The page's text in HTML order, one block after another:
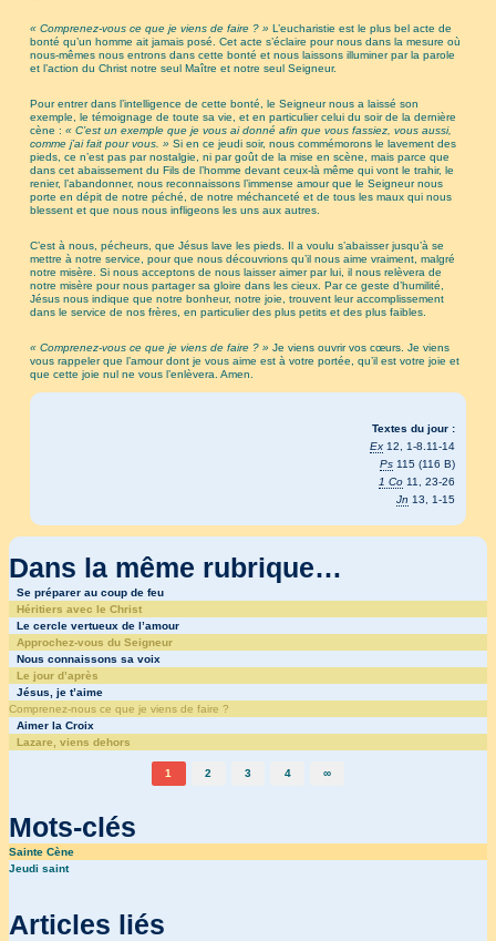
« Comprenez-vous ce que je viens de faire ? » L’eucharistie est le plus bel acte de
bonté qu’un homme ait jamais posé. Cet acte s’éclaire pour nous dans la mesure où
nous-mêmes nous entrons dans cette bonté et nous laissons illuminer par la parole
et l’action du Christ notre seul Maître et notre seul Seigneur.
Pour entrer dans l’intelligence de cette bonté, le Seigneur nous a laissé son
exemple, le témoignage de toute sa vie, et en particulier celui du soir de la dernière
cène : « C’est un exemple que je vous ai donné afin que vous fassiez, vous aussi,
comme j’ai fait pour vous. » Si en ce jeudi soir, nous commémorons le lavement des
pieds, ce n’est pas par nostalgie, ni par goût de la mise en scène, mais parce que
dans cet abaissement du Fils de l’homme devant ceux-là même qui vont le trahir, le
renier, l’abandonner, nous reconnaissons l’immense amour que le Seigneur nous
porte en dépit de notre péché, de notre méchanceté et de tous les maux qui nous
blessent et que nous nous infligeons les uns aux autres.
C’est à nous, pécheurs, que Jésus lave les pieds. Il a voulu s’abaisser jusqu’à se
mettre à notre service, pour que nous découvrions qu’il nous aime vraiment, malgré
notre misère. Si nous acceptons de nous laisser aimer par lui, il nous relèvera de
notre misère pour nous partager sa gloire dans les cieux. Par ce geste d’humilité,
Jésus nous indique que notre bonheur, notre joie, trouvent leur accomplissement
dans le service de nos frères, en particulier des plus petits et des plus faibles.
« Comprenez-vous ce que je viens de faire ? » Je viens ouvrir vos cœurs. Je viens
vous rappeler que l’amour dont je vous aime est à votre portée, qu’il est votre joie et
que cette joie nul ne vous l’enlèvera. Amen.
Textes du jour :
Ex 12, 1-8.11-14
Ps 115 (116 B)
1 Co 11, 23-26
Jn 13, 1-15
Dans la même rubrique…
Se préparer au coup de feu
Héritiers avec le Christ
Le cercle vertueux de l’amour
Approchez-vous du Seigneur
Nous connaissons sa voix
Le jour d’après
Jésus, je t’aime
Comprenez-nous ce que je viens de faire ?
Aimer la Croix
Lazare, viens dehors
1 2 3 4 ∞
Mots-clés
Sainte Cène
Jeudi saint
Articles liés